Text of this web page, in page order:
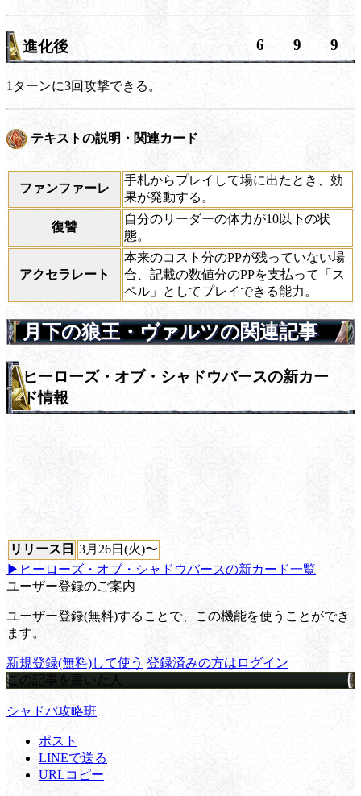
進化後 6 9 9
1ターンに3回攻撃できる。
テキストの説明・関連カード
ファンファーレ
手札からプレイして場に出たとき、効
果が発動する。
復讐
自分のリーダーの体力が10以下の状
態。
アクセラレート
本来のコスト分のPPが残っていない場
合、記載の数値分のPPを支払って「ス
ペル」としてプレイできる能力。
月下の狼王・ヴァルツの関連記事
ヒーローズ・オブ・シャドウバースの新カー
ド情報
リリース日 3月26日(火)〜
▶ヒーローズ・オブ・シャドウバースの新カード一覧
ユーザー登録のご案内
ユーザー登録(無料)することで、この機能を使うことができ
ます。
新規登録(無料)して使う 登録済みの方はログイン
この記事を書いた人
シャドバ攻略班
ポスト
LINEで送る
URLコピー